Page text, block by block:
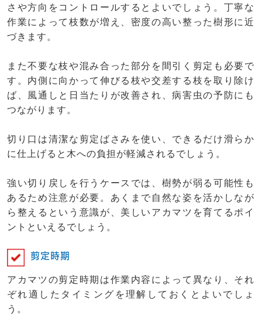
さや方向をコントロールするとよいでしょう。丁寧な
作業によって枝数が増え、密度の高い整った樹形に近
づきます。
また不要な枝や混み合った部分を間引く剪定も必要で
す。内側に向かって伸びる枝や交差する枝を取り除け
ば、風通しと日当たりが改善され、病害虫の予防にも
つながります。
切り口は清潔な剪定ばさみを使い、できるだけ滑らか
に仕上げると木への負担が軽減されるでしょう。
強い切り戻しを行うケースでは、樹勢が弱る可能性も
あるため注意が必要。あくまで自然な姿を活かしなが
ら整えるという意識が、美しいアカマツを育てるポイ
ントといえるでしょう。
剪定時期
アカマツの剪定時期は作業内容によって異なり、それ
ぞれ適したタイミングを理解しておくとよいでしょ
う。